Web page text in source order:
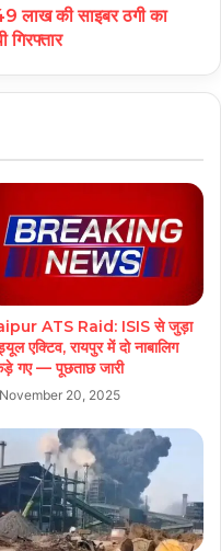
लाख की साइबर ठगी का
गिरफ्तार
ATS Raid: ISIS से जुड़ा
एक्टिव, रायपुर में दो नाबालिग
गए — पूछताछ जारी
November 20, 2025